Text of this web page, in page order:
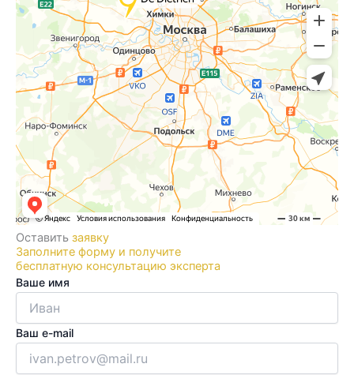
Оставить заявку
Заполните форму и получите
бесплатную консультацию эксперта
Ваше имя
Ваш e-mail